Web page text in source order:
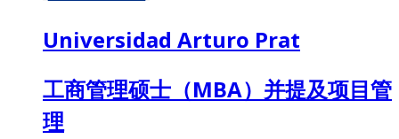
Universidad Arturo Prat
工商管理硕士（MBA）并提及项目管
理